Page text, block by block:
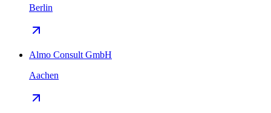
Berlin
Almo Consult GmbH
Aachen